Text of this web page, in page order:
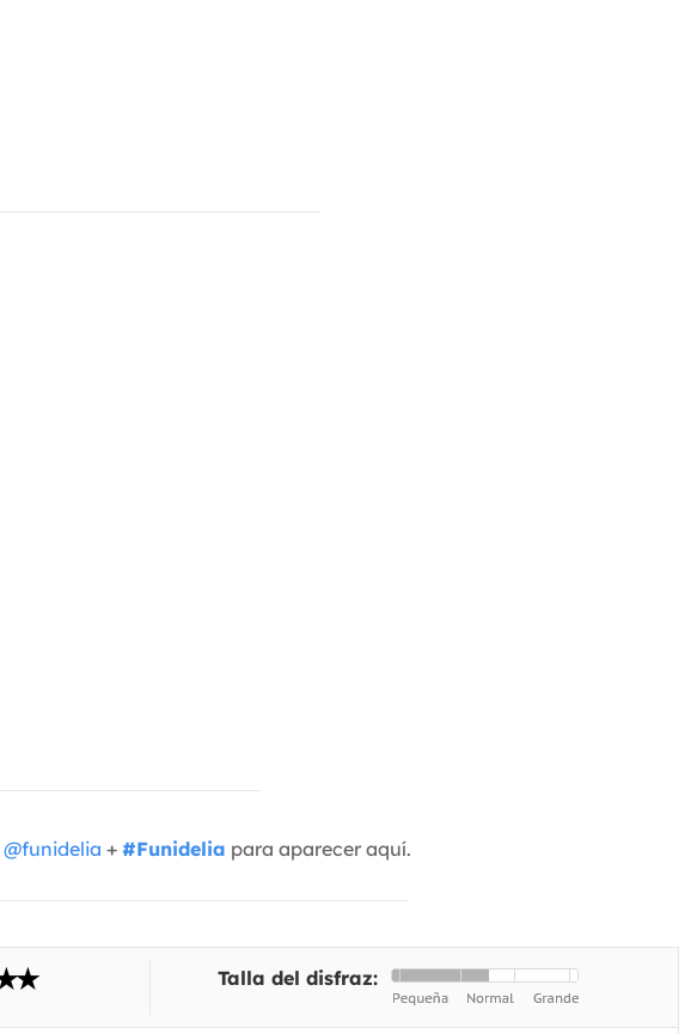
@funidelia + #Funidelia para aparecer aquí.
Talla del disfraz: